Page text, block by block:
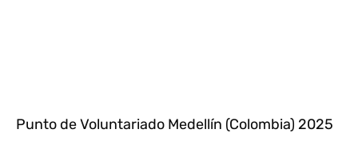
Punto de Voluntariado Medellín (Colombia) 2025